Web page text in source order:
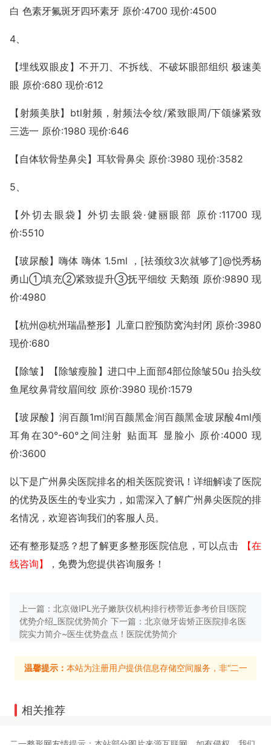
白 色素牙氟斑牙四环素牙 原价:4700 现价:4500
4、
【埋线双眼皮】不开刀、不拆线、不破坏眼部组织 极速美
眼 原价:680 现价:612
【射频美肤】btl射频，射频法令纹/紧致眼周/下颌缘紧致
三选一 原价:1980 现价:646
【自体软骨垫鼻尖】耳软骨鼻尖 原价:3980 现价:3582
5、
【外切去眼袋】外切去眼袋·健丽眼部 原价:11700 现
价:5510
【玻尿酸】嗨体 嗨体 1.5ml ，[祛颈纹3次就够了]@悦秀杨
勇山①填充②紧致提升③抚平细纹 天鹅颈 原价:9890 现
价:4980
【杭州@杭州瑞晶整形】儿童口腔预防窝沟封闭 原价:3980
现价:680
【除皱】【除皱瘦脸】进口中上面部4部位除皱50u 抬头纹
鱼尾纹鼻背纹眉间纹 原价:3980 现价:1579
【玻尿酸】润百颜1ml润百颜黑金润百颜黑金玻尿酸4ml颅
耳角在30°-60°之间注射 贴面耳 显脸小 原价:4000 现
价:3600
以下是广州鼻尖医院排名的相关医院资讯！详细解读了医院
的优势及医生的专业实力，如需深入了解广州鼻尖医院的排
名情况，欢迎咨询我们的客服人员。
还有整形疑惑？想了解更多整形医院信息，可以点击
【在
线咨询】
，免费为您提供咨询服务！
上一篇： 北京做IPL光子嫩肤仪机构排行榜带近参考价目!医院
优势介绍_医院优势简介 下一篇： 北京做牙齿矫正医院排名医
院实力简介~医生优势盘点！医院优势简介
温馨提示： 本站为注册用户提供信息存储空间服务，非“二一整
相关推荐